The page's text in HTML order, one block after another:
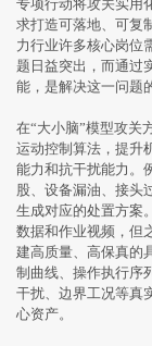
专项行动将攻关实用
求打造可落地、可复
力行业许多核心岗位
题日益突出，而通过
能，是解决这一问题
在“大小脑”模型攻关
运动控制算法，提升
能力和抗干扰能力。
股、设备漏油、接头
生成对应的处置方案
数据和作业视频，但
建高质量、高保真的
制曲线、操作执行序
干扰、边界工况等真
心资产。